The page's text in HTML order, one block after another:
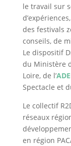
le travail sur
des festivals
conseils, de
Le dispositif
du Ministère
Loire, de l’
Spectacle et
Le collectif
réseaux
en région